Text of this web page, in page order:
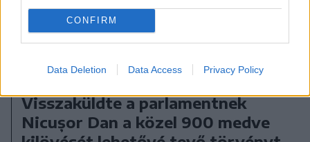
CONFIRM
Data Deletion Data Access Privacy Policy
2026. augusztus 07., péntek
Visszaküldte a parlamentnek
Nicușor Dan a közel 900 medve